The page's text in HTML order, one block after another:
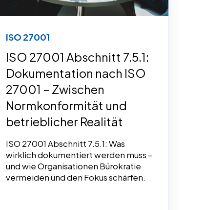
ISO 27001
ISO 27001 Abschnitt 7.5.1:
Dokumentation nach ISO
27001 – Zwischen
Normkonformität und
betrieblicher Realität
ISO 27001 Abschnitt 7.5.1: Was
wirklich dokumentiert werden muss –
und wie Organisationen Bürokratie
vermeiden und den Fokus schärfen.